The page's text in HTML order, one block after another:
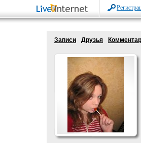
Записи Друзья